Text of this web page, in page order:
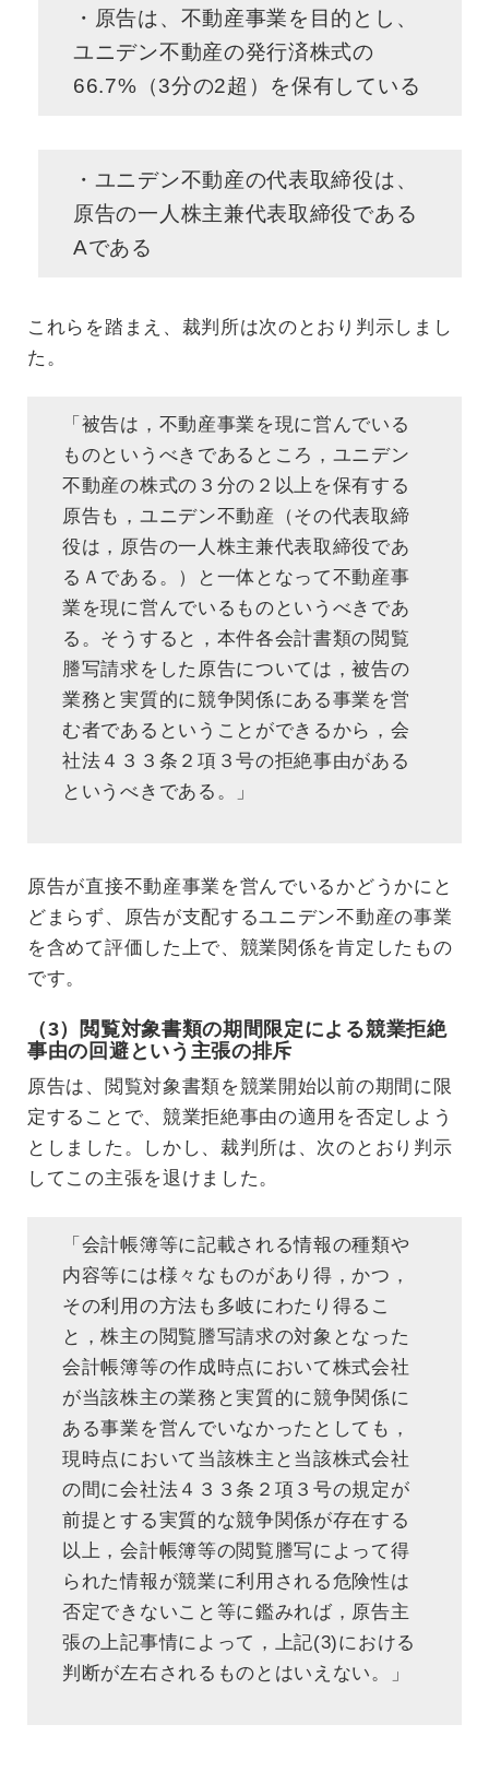
・原告は、不動産事業を目的とし、
ユニデン不動産の発行済株式の
66.7%（3分の2超）を保有している
・ユニデン不動産の代表取締役は、
原告の一人株主兼代表取締役である
Aである
これらを踏まえ、裁判所は次のとおり判示しまし
た。
「被告は，不動産事業を現に営んでいる
ものというべきであるところ，ユニデン
不動産の株式の３分の２以上を保有する
原告も，ユニデン不動産（その代表取締
役は，原告の一人株主兼代表取締役であ
るＡである。）と一体となって不動産事
業を現に営んでいるものというべきであ
る。そうすると，本件各会計書類の閲覧
謄写請求をした原告については，被告の
業務と実質的に競争関係にある事業を営
む者であるということができるから，会
社法４３３条２項３号の拒絶事由がある
というべきである。」
原告が直接不動産事業を営んでいるかどうかにと
どまらず、原告が支配するユニデン不動産の事業
を含めて評価した上で、競業関係を肯定したもの
です。
（3）閲覧対象書類の期間限定による競業拒絶
事由の回避という主張の排斥
原告は、閲覧対象書類を競業開始以前の期間に限
定することで、競業拒絶事由の適用を否定しよう
としました。しかし、裁判所は、次のとおり判示
してこの主張を退けました。
「会計帳簿等に記載される情報の種類や
内容等には様々なものがあり得，かつ，
その利用の方法も多岐にわたり得るこ
と，株主の閲覧謄写請求の対象となった
会計帳簿等の作成時点において株式会社
が当該株主の業務と実質的に競争関係に
ある事業を営んでいなかったとしても，
現時点において当該株主と当該株式会社
の間に会社法４３３条２項３号の規定が
前提とする実質的な競争関係が存在する
以上，会計帳簿等の閲覧謄写によって得
られた情報が競業に利用される危険性は
否定できないこと等に鑑みれば，原告主
張の上記事情によって，上記(3)における
判断が左右されるものとはいえない。」